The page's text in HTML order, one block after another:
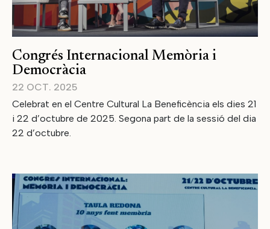
Congrés Internacional Memòria i
Democràcia
22 OCT. 2025
Celebrat en el Centre Cultural La Beneficència els dies 21
i 22 d’octubre de 2025. Segona part de la sessió del dia
22 d’octubre.